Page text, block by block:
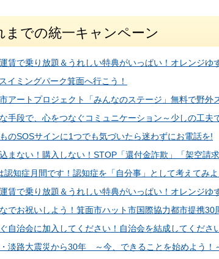
までの統一キャンペーン
賃で乗り放題＆うれしい特典がいっぱい！オレンジゆ
イミングパーク箕面へ行こう！
アートプロジェクト「みんなのステージ」無料で野外
手段で、心をつなぐコミュニケーション～少しの工夫
のSOSサインに1つでも気づいたら迷わずにお電話を!
まない！購入しない！STOP「還付金詐欺」「架空請求
認知症月間です！認知症を「自分事」として考えてみよ
賃で乗り放題＆うれしい特典がいっぱい！オレンジゆ
でお祝いしよう！箕面市ハット市国際協力都市提携30
自治会に加入してください！自治会を結成してくださ
淡路大震災から30年 ～今、できることを始めよう！